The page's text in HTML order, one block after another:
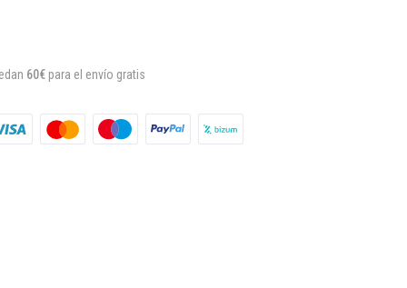
60€para el envío gratis